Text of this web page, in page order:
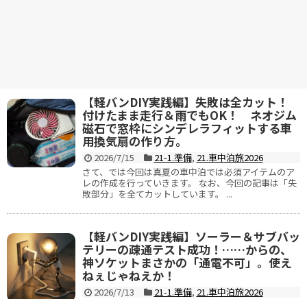
【軽バンDIY実践編】失敗は全カット！
付けたまま走行＆雨でもOK！ ネオジム
磁石で窓枠にシンデレラフィットする車
用換気扇の作り方。
2026/7/15 21-1.準備, 21.車中泊旅2026
さて、では今回は真夏の車中泊では必須アイテムのア
レの作成を行っていきます。 なお、今回の記事は「失
敗部分」を全てカットしています。 ...
【軽バンDIY実践編】ソーラー＆サブバッ
テリーの疎通テスト成功！……からの、
神ソケットまさかの「通電不可」。使え
ねぇじゃねえか！
2026/7/13 21-1.準備, 21.車中泊旅2026